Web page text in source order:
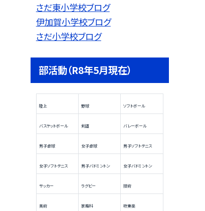
さだ東小学校ブログ
伊加賀小学校ブログ
さだ小学校ブログ
部活動（R8年5月現在）
陸上 野球 ソフトボール
バスケットボール 剣道 バレーボール
男子卓球 女子卓球 男子ソフトテニス
女子ソフトテニス 男子バドミントン 女子バドミントン
サッカー ラグビー 技術
美術 家庭科 吹奏楽